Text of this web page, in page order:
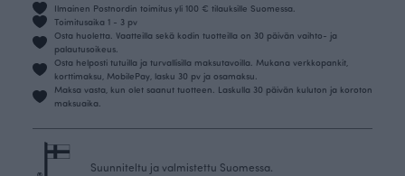
Ilmainen Postnordin toimitus yli 100 € tilauksille Suomessa.
Toimitusaika 1 - 3 pv
Osta huoletta. Vaatteilla sekä kodin tuotteilla on 30 päivän vaihto- ja
palautusoikeus.
Osta helposti tutuilla ja turvallisilla maksutavoilla. Mukana verkkopankit,
korttimaksu, MobilePay, lasku 30 pv ja osamaksu.
Maksa vasta, kun olet saanut tuotteen. Laskulla 30 päivän kuluton ja koroton
maksuaika.
Suunniteltu ja valmistettu Suomessa.